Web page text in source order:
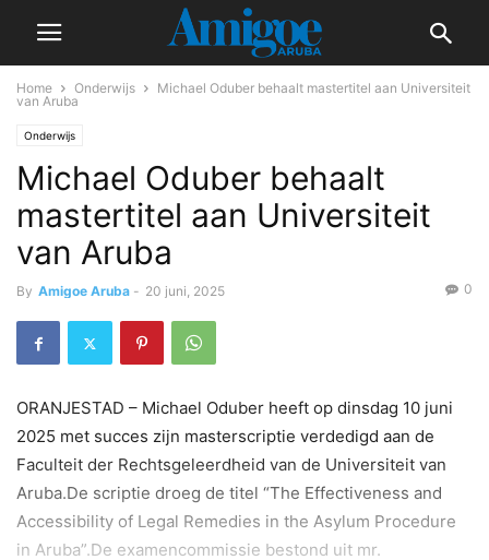
Home Onderwijs
Michael Oduber behaalt mastertitel aan Universiteit
van Aruba
Onderwijs
Michael Oduber behaalt
mastertitel aan Universiteit
van Aruba
By Amigoe Aruba - 20 juni, 2025 0
ORANJESTAD – Michael Oduber heeft op dinsdag 10 juni
2025 met succes zijn masterscriptie verdedigd aan de
Faculteit der Rechtsgeleerdheid van de Universiteit van
Aruba.De scriptie droeg de titel “The Effectiveness and
Accessibility of Legal Remedies in the Asylum Procedure
in Aruba”.De examencommissie bestond uit mr.